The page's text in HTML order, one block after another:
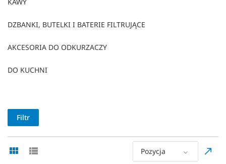
DZBANKI, BUTELKI I BATERIE FILTRUJĄCE
AKCESORIA DO ODKURZACZY
DO KUCHNI
Filtr
Pozycja